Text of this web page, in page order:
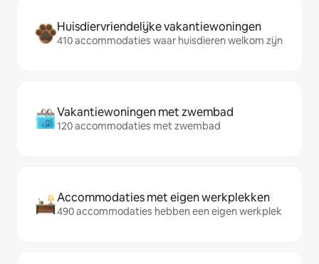
Huisdiervriendelijke vakantiewoningen
410 accommodaties waar huisdieren welkom zijn
Vakantiewoningen met zwembad
120 accommodaties met zwembad
Accommodaties met eigen werkplekken
490 accommodaties hebben een eigen werkplek